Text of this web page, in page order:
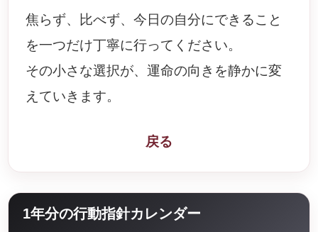
焦らず、比べず、今日の自分にできること
を一つだけ丁寧に行ってください。
その小さな選択が、運命の向きを静かに変
えていきます。
戻る
1年分の行動指針カレンダー